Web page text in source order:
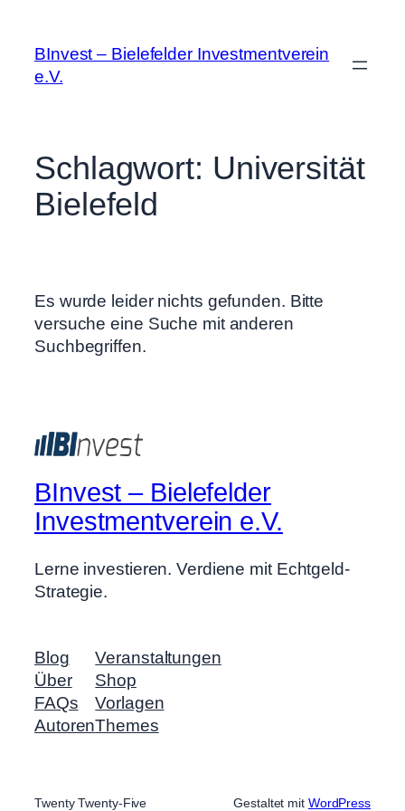
BInvest – Bielefelder Investmentverein
e.V.
Schlagwort: Universität
Bielefeld
Es wurde leider nichts gefunden. Bitte
versuche eine Suche mit anderen
Suchbegriffen.
BInvest – Bielefelder
Investmentverein e.V.
Lerne investieren. Verdiene mit Echtgeld-
Strategie.
Blog
Über
FAQs
Autoren
Veranstaltungen
Shop
Vorlagen
Themes
Twenty Twenty-Five Gestaltet mit WordPress